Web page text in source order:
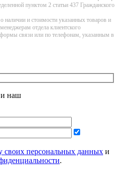
пунктoм 2 стaтьи 437 Граждaнского
и стоимости указанных товаров и
отдела клиентского
связи или по телефонам, указанным в
и наш
своих персональных данных и
.